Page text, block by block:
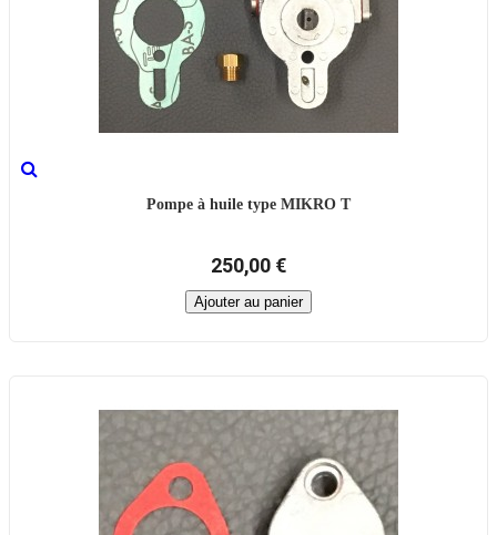
Pompe à huile type MIKRO T
250,00 €
Ajouter au panier